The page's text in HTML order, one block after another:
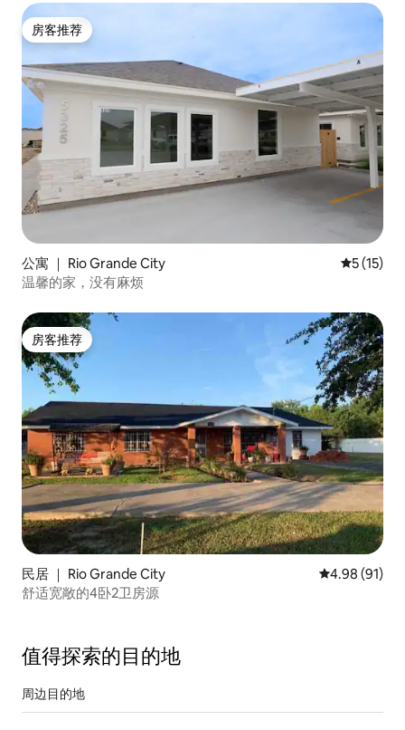
房客推荐
房客推荐
公寓 ｜ Rio Grande City 平均评分
5 (15)
温馨的家，没有麻烦
房客推荐
房客推荐
民居 ｜ Rio Grande City 平均评分
4.98 (91)
舒适宽敞的4卧2卫房源
值得探索的目的地
周边目的地